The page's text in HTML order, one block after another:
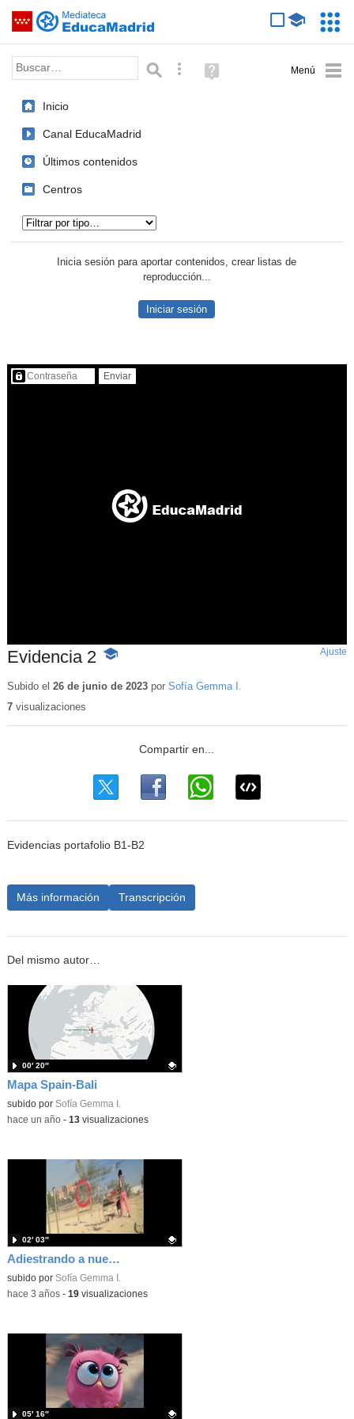
Saltar navegación
Palabra o frase: Búsqueda avanzada
Ayuda
(en
Inicio
Canal EducaMadrid
Últimos contenidos
Centros
Inicia sesión para aportar contenidos, crear listas de
reproducción...
Iniciar sesión
Contenido protegido…
Evidencia 2 -
educativo
Ajuste
Subido el 26 de junio de 2023por Sofía Gemma I.
7visualizaciones
Evidencias portafolio B1-B2
Más información Transcripción
Del mismo autor…
Mapa Spain-Bali
Contenido educativo.
subido por Sofía Gemma I.
00′ 20″
-hace un año- 13visualizaciones
Adiestrando a nuestras mascotas
Contenido educativo.
subido por Sofía Gemma I.
02′ 03″
-hace 3 años- 19visualizaciones
05′ 16″